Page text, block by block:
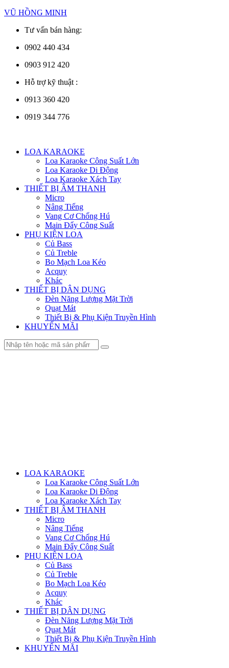
Skip
content
VŨ HỒNG MINH
Tư vấn bán hàng:
0902 440 434
0903 912 420
Hỗ trợ kỹ thuật :
0913 360 420
0919 344 776
Menu
LOA KARAOKE
Loa Karaoke Công Suất Lớn
Loa Karaoke Di Động
Loa Karaoke Xách Tay
THIẾT BỊ ÂM THANH
Micro
Nâng Tiếng
Vang Cơ Chống Hú
Main Đẩy Công Suất
PHỤ KIỆN LOA
Củ Bass
Củ Treble
Bo Mạch Loa Kéo
Acquy
Khác
THIẾT BỊ DÂN DỤNG
Đèn Năng Lượng Mặt Trời
Quạt Mát
Thiết Bị & Phụ Kiện Truyền Hình
KHUYẾN MÃI
Menu
LOA KARAOKE
Loa Karaoke Công Suất Lớn
Loa Karaoke Di Động
Loa Karaoke Xách Tay
THIẾT BỊ ÂM THANH
Micro
Nâng Tiếng
Vang Cơ Chống Hú
Main Đẩy Công Suất
PHỤ KIỆN LOA
Củ Bass
Củ Treble
Bo Mạch Loa Kéo
Acquy
Khác
THIẾT BỊ DÂN DỤNG
Đèn Năng Lượng Mặt Trời
Quạt Mát
Thiết Bị & Phụ Kiện Truyền Hình
KHUYẾN MÃI